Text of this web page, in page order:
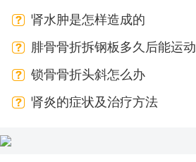
肾水肿是怎样造成的
腓骨骨折拆钢板多久后能运动
锁骨骨折头斜怎么办
肾炎的症状及治疗方法